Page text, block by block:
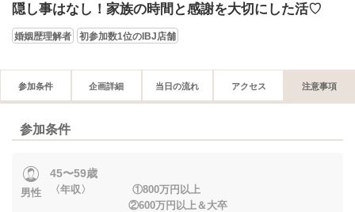
隠し事はなし！家族の時間と感謝を大切にした活♡
婚姻歴理解者 初参加数1位のIBJ店舗
参加条件 企画詳細 当日の流れ アクセス 注意事項
参加条件
男性
45〜59歳
〈年収〉 ①800万円以上
②600万円以上＆大卒